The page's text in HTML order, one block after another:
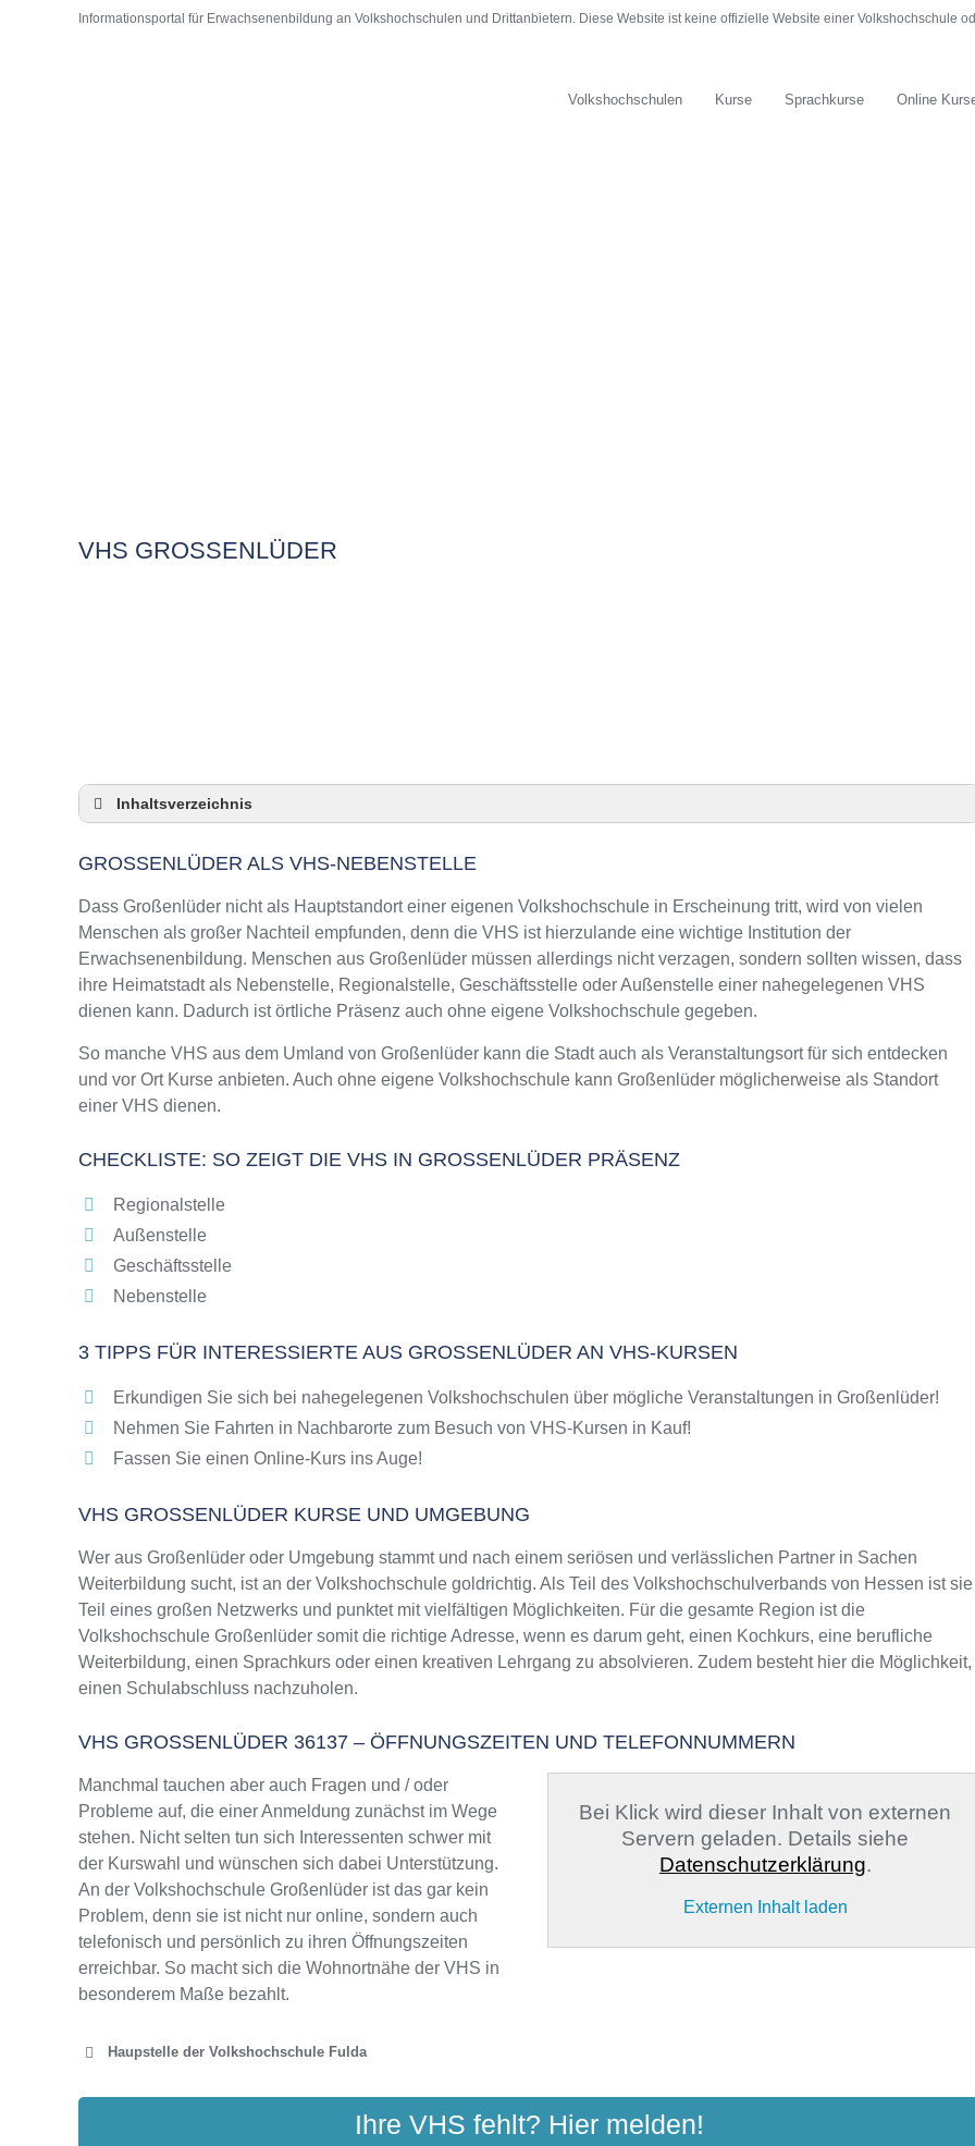
Informationsportal für Erwachsenenbildung an Volkshochschulen und Drittanbietern. Diese Website ist keine offizielle Website einer Volkshochschule
Volkshochschulen Kurse Sprachkurse Online
VHS GROSSENLÜDER
Inhaltsverzeichnis
Checkliste: So zeigt die VHS in Großenlüder Präsenz
3 Tipps für Interessierte aus Großenlüder an VHS-Kursen
VHS Großenlüder Kurse und Umgebung
VHS Großenlüder – Öffnungszeiten und Telefonnummer
Online-Kurse – Alternative Angebote zu einem Kurs an der VHS
Top-Kurse an der Abendschule Großenlüder
Weiterbildung in Großenlüder
VHS Großenlüder Programm 2025 / 2026
GROSSENLÜDER ALS VHS-NEBENSTELLE
Dass Großenlüder nicht als Hauptstandort einer eigenen Volkshochschule in Erscheinung tritt, wird von vielen
Menschen als großer Nachteil empfunden, denn die VHS ist hierzulande eine wichtige Institution der
Erwachsenenbildung. Menschen aus Großenlüder müssen allerdings nicht verzagen, sondern sollten wissen, dass
ihre Heimatstadt als Nebenstelle, Regionalstelle, Geschäftsstelle oder Außenstelle einer nahegelegenen VHS
dienen kann. Dadurch ist örtliche Präsenz auch ohne eigene Volkshochschule gegeben.
So manche VHS aus dem Umland von Großenlüder kann die Stadt auch als Veranstaltungsort für sich entdecken
und vor Ort Kurse anbieten. Auch ohne eigene Volkshochschule kann Großenlüder möglicherweise als Standort
einer VHS dienen.
CHECKLISTE: SO ZEIGT DIE VHS IN GROSSENLÜDER PRÄSENZ
Regionalstelle
Außenstelle
Geschäftsstelle
Nebenstelle
3 TIPPS FÜR INTERESSIERTE AUS GROSSENLÜDER AN VHS-KURSEN
Erkundigen Sie sich bei nahegelegenen Volkshochschulen über mögliche Veranstaltungen in Großenlüder!
Nehmen Sie Fahrten in Nachbarorte zum Besuch von VHS-Kursen in Kauf!
Fassen Sie einen Online-Kurs ins Auge!
VHS GROSSENLÜDER KURSE UND UMGEBUNG
Wer aus Großenlüder oder Umgebung stammt und nach einem seriösen und verlässlichen Partner in Sachen
Weiterbildung sucht, ist an der Volkshochschule goldrichtig. Als Teil des Volkshochschulverbands von Hessen ist sie
Teil eines großen Netzwerks und punktet mit vielfältigen Möglichkeiten. Für die gesamte Region ist die
Volkshochschule Großenlüder somit die richtige Adresse, wenn es darum geht, einen Kochkurs, eine berufliche
Weiterbildung, einen Sprachkurs oder einen kreativen Lehrgang zu absolvieren. Zudem besteht hier die Möglichkeit,
einen Schulabschluss nachzuholen.
VHS GROSSENLÜDER 36137 – ÖFFNUNGSZEITEN UND TELEFONNUMMERN
Manchmal tauchen aber auch Fragen und / oder
Probleme auf, die einer Anmeldung zunächst im Wege
stehen. Nicht selten tun sich Interessenten schwer mit
der Kurswahl und wünschen sich dabei Unterstützung.
An der Volkshochschule Großenlüder ist das gar kein
Problem, denn sie ist nicht nur online, sondern auch
telefonisch und persönlich zu ihren Öffnungszeiten
erreichbar. So macht sich die Wohnortnähe der VHS in
besonderem Maße bezahlt.
Bei Klick wird dieser Inhalt von externen
Servern geladen. Details siehe
Datenschutzerklärung.
Externen Inhalt laden
Haupstelle der Volkshochschule Fulda
VOLKSHOCHSCHULE DER STADT FULDA
Ihre VHS fehlt? Hier melden!